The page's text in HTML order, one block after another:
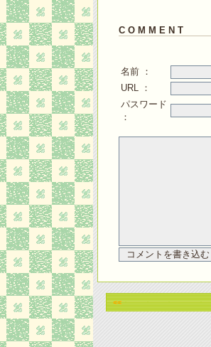
C O M M E N T
名前 ：
URL ：
パスワード
：
<<